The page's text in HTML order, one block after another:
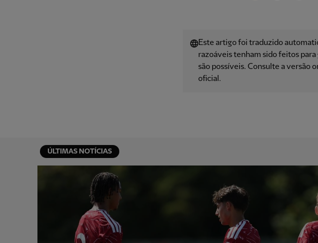
Este artigo foi traduzido
razoáveis ​​tenham sido feitos
são possíveis. Consulte a versão
oficial.
ÚLTIMAS NOTÍCIAS